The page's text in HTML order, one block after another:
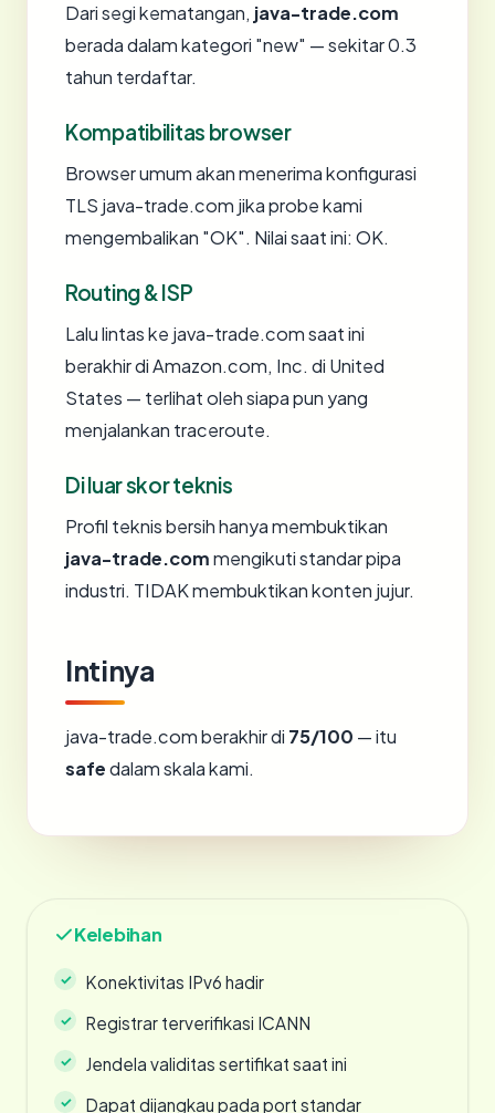
Dari segi kematangan, java-trade.com
berada dalam kategori "new" — sekitar 0.3
tahun terdaftar.
Kompatibilitas browser
Browser umum akan menerima konfigurasi
TLS java-trade.com jika probe kami
mengembalikan "OK". Nilai saat ini: OK.
Routing & ISP
Lalu lintas ke java-trade.com saat ini
berakhir di Amazon.com, Inc. di United
States — terlihat oleh siapa pun yang
menjalankan traceroute.
Di luar skor teknis
Profil teknis bersih hanya membuktikan
java-trade.commengikuti standar pipa
industri. TIDAK membuktikan konten jujur.
Intinya
java-trade.com berakhir di 75/100 — itu
safedalam skala kami.
Kelebihan
Konektivitas IPv6 hadir
Registrar terverifikasi ICANN
Jendela validitas sertifikat saat ini
Dapat dijangkau pada port standar